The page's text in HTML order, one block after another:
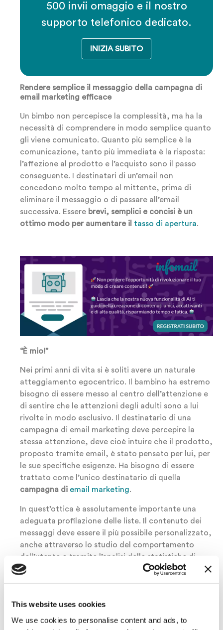
This website uses cookies
We use cookies to personalise content and ads, to
500 invii omaggio e il nostro
supporto telefonico dedicato.
INIZIA SUBITO
Rendere semplice il messaggio della campagna di
email marketing efficace
Un bimbo non percepisce la complessità, ma ha la
necessità di comprendere in modo semplice quanto
gli viene comunicato. Quanto più semplice è la
comunicazione, tanto più immediata è la risposta:
l’affezione al prodotto e l’acquisto sono il passo
conseguente. I destinatari di un’email non
concedono molto tempo al mittente, prima di
eliminare il messaggio o di passare all’email
successiva. Essere brevi, semplici e concisi è un
ottimo modo per aumentare il tasso di apertura.
“È mio!”
Nei primi anni di vita si è soliti avere un naturale
atteggiamento egocentrico. Il bambino ha estremo
bisogno di essere messo al centro dell’attenzione e
di sentire che le attenzioni degli adulti sono a lui
rivolte in modo esclusivo. Il destinatario di una
campagna di email marketing deve percepire la
stessa attenzione, deve cioè intuire che il prodotto,
proposto tramite email, è stato pensato per lui, per
le sue specifiche esigenze. Ha bisogno di essere
trattato come l’unico destinatario di quella
campagna di email marketing.
In quest’ottica è assolutamente importante una
adeguata profilazione delle liste. Il contenuto dei
messaggi deve essere il più possibile personalizzato,
anche attraverso lo studio del comportamento
dell’utente o tramite l’analisi delle statistiche di
invio della
campagna di email marketing efficace
Utilizza la strategia del Carpe Diem per la tua
pazienza e, davanti ad una promessa, attende un